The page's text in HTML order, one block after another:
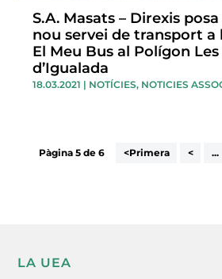
S.A. Masats – Direxis
nou servei de transport a
El Meu Bus al Polígon
d’Igualada
18.03.2021 | NOTÍCIES, NOTICIES
Pàgina 5 de 6 <Primera < ...
LA UEA